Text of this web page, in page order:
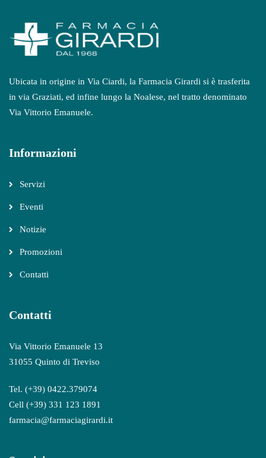
Ubicata in origine in Via Ciardi, la Farmacia Girardi si è trasferita
in via Graziati, ed infine lungo la Noalese, nel tratto denominato
Via Vittorio Emanuele.
Informazioni
Servizi
Eventi
Notizie
Promozioni
Contatti
Contatti
Via Vittorio Emanuele 13
31055 Quinto di Treviso
Tel. (+39) 0422.379074
Cell (+39) 331 123 1891
farmacia@farmaciagirardi.it